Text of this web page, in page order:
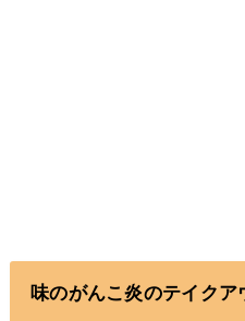
味のがんこ炎のテイクア